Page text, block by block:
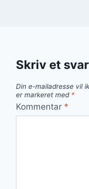
Skriv et svar
Din e-mailadresse vil
er markeret med *
Kommentar *